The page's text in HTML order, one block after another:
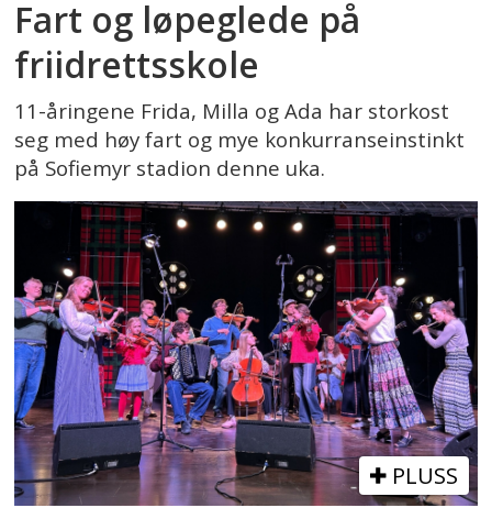
Fart og løpeglede på
friidrettsskole
11-åringene Frida, Milla og Ada har storkost
seg med høy fart og mye konkurranseinstinkt
på Sofiemyr stadion denne uka.
PLUSS